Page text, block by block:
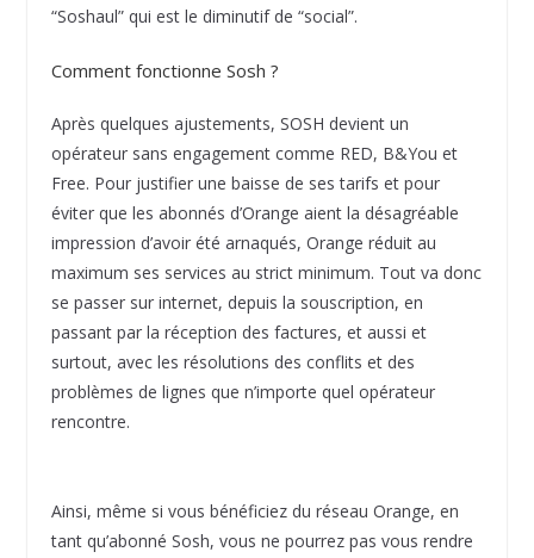
“Soshaul” qui est le diminutif de “social”.
Comment fonctionne Sosh ?
Après quelques ajustements, SOSH devient un
opérateur sans engagement comme RED, B&You et
Free. Pour justifier une baisse de ses tarifs et pour
éviter que les abonnés d’Orange aient la désagréable
impression d’avoir été arnaqués, Orange réduit au
maximum ses services au strict minimum. Tout va donc
se passer sur internet, depuis la souscription, en
passant par la réception des factures, et aussi et
surtout, avec les résolutions des conflits et des
problèmes de lignes que n’importe quel opérateur
rencontre.
Ainsi, même si vous bénéficiez du réseau Orange, en
tant qu’abonné Sosh, vous ne pourrez pas vous rendre